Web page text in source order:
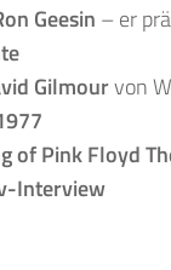
Geesin – er
Gilmourvon
of Pink Floyd
Interview